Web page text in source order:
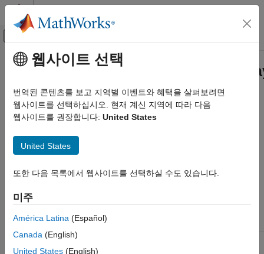
콘텐츠로 바로 가기
오프캔버스 탐색 메뉴 토글
문서 홈
External Language Interfaces
C++ with MATLAB
matlab::data::Reference<CharArray>
Member Functions
See Also
주요 콘텐츠
C++ class to get reference toCharArray
TheCharArrayExt
Base class:
웹사이트 선택
번역된 콘텐츠를 보고 지역별 이벤트와 혜택을 살펴보려면
웹사이트를 선택하십시오. 현재 계신 지역에 따라 다음
웹사이트를 권장합니다: United States
United States
또한 다음 목록에서 웹사이트를 선택하실 수도 있습니다.
미주
América Latina (Español)
Canada (English)
United States (English)